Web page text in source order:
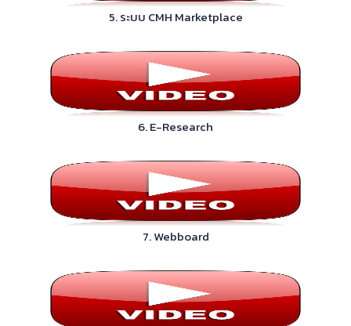
5. ระบบ CMH Marketplace
6. E-Research
7. Webboard